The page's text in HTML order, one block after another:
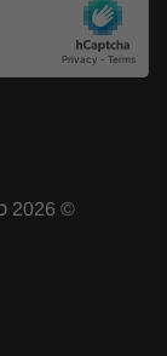
© 2026 כל הזכויות שמורות לאינטלקט ספרים